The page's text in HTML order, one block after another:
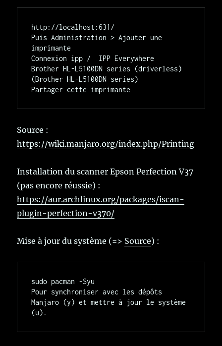
http://localhost:631/
Puis Administration > Ajouter une
imprimante
Connexion ipp /  IPP Everywhere
Brother HL-L5100DN series (driverless)
(Brother HL-L5100DN series)
Source :
https://wiki.manjaro.org/index.php/Printing
Installation du scanner Epson Perfection V37
(pas encore réussie) :
https://aur.archlinux.org/packages/iscan-
plugin-perfection-v370/
Mise à jour du système (=> Source) :
sudo pacman -Syu
Pour synchroniser avec les dépôts
Manjaro (y) et mettre à jour le système